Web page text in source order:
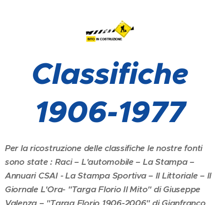
Classifiche
1906-1977
Per la ricostruzione delle classifiche le nostre fonti
sono state : Raci – L'automobile – La Stampa –
Annuari CSAI - La Stampa Sportiva – Il Littoriale – Il
Giornale L'Ora- "Targa Florio Il Mito" di Giuseppe